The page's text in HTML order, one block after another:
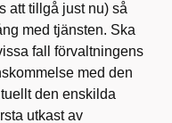
att tillgå just nu) så
med tjänsten. Ska
fall förvaltningens
med den
den enskilda
utkast av